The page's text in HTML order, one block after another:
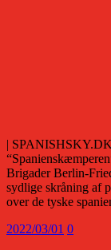
|
Brigader Berlin-
sydlige skråning af
over de tyske
2022/03/01 0